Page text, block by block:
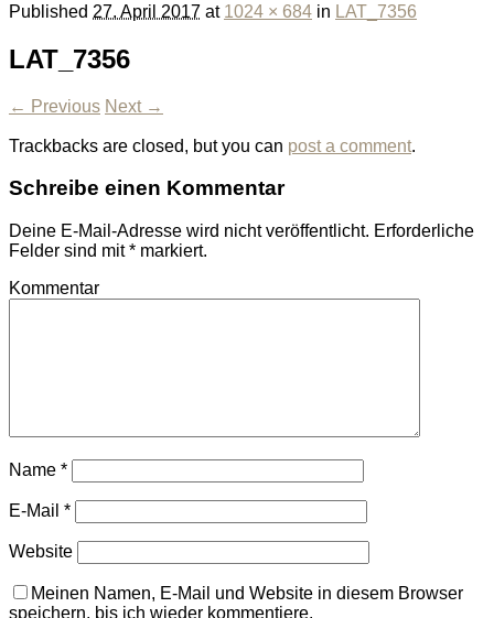
Published 27. April 2017 at 1024 × 684 in LAT_7356
LAT_7356
← Previous Next →
Trackbacks are closed, but you can post a comment.
Schreibe einen Kommentar
Deine E-Mail-Adresse wird nicht veröffentlicht. Erforderliche
Felder sind mit* markiert.
Kommentar
Name *
E-Mail *
Website
Meinen Namen, E-Mail und Website in diesem Browser
speichern, bis ich wieder kommentiere.